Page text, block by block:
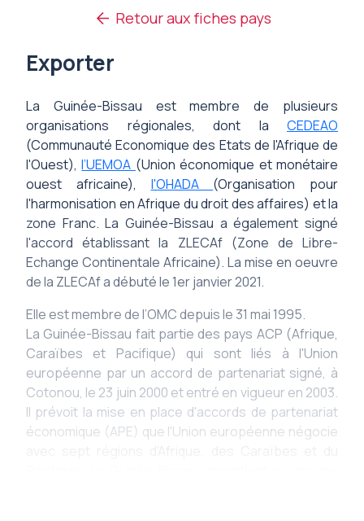
Retour aux fiches pays
Exporter
La Guinée-Bissau est membre de plusieurs
organisations régionales, dont la CEDEAO
(Communauté Economique des Etats de l'Afrique de
l'Ouest),l’UEMOA (Union économique et monétaire
ouest africaine), l'OHADA (Organisation pour
l'harmonisation en Afrique du droit des affaires) et la
zone Franc. La Guinée-Bissau a également signé
l'accord établissant la ZLECAf (Zone de Libre-
Echange Continentale Africaine). La mise en oeuvre
de la ZLECAf a débuté le 1er janvier 2021.
Elle est membre de l’OMC depuis le 31 mai 1995.
La Guinée-Bissau fait partie des pays ACP (Afrique,
Caraïbes et Pacifique) qui sont liés à l'Union
européenne par un accord de partenariat signé, à
Cotonou, le 23 juin 2000 et entré en vigueur en 2003.
Il prévoit la mise en place d'accords de partenariat
économique (APE) que l'Union européenne négocie